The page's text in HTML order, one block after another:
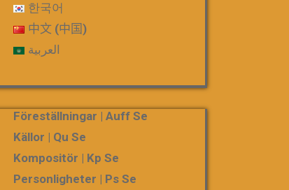
한국어
中文 (中国)
العربية
Föreställningar | Auff Se
Källor | Qu Se
Kompositör | Kp Se
Personligheter | Ps Se